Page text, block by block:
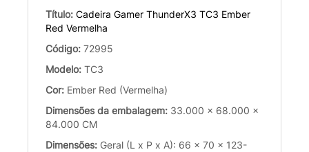
Título: Cadeira Gamer ThunderX3 TC3 Ember
Red Vermelha
Código: 72995
Modelo: TC3
Cor: Ember Red (Vermelha)
Dimensões da embalagem: 33.000 x 68.000 x
84.000 CM
Dimensões: Geral (L x P x A): 66 x 70 x 123-